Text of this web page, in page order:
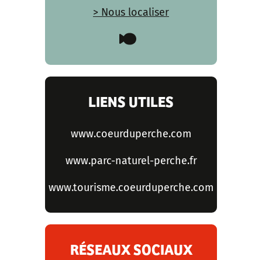
> Nous localiser
LIENS UTILES
www.coeurduperche.com
www.parc-naturel-perche.fr
www.tourisme.coeurduperche.com
RÉSEAUX SOCIAUX